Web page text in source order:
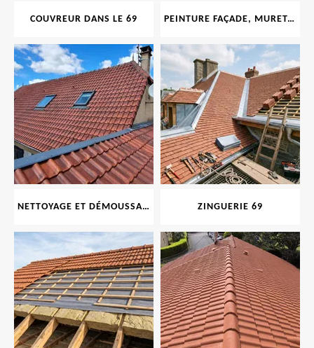
COUVREUR DANS LE 69 PEINTURE FAÇADE, MURET, TOITURE, BOISERIE, FERRONERIE, GOUTTIÈRE 69
NETTOYAGE ET DÉMOUSSAGE DE TOITURE ET FAÇADE 69 ZINGUERIE 69